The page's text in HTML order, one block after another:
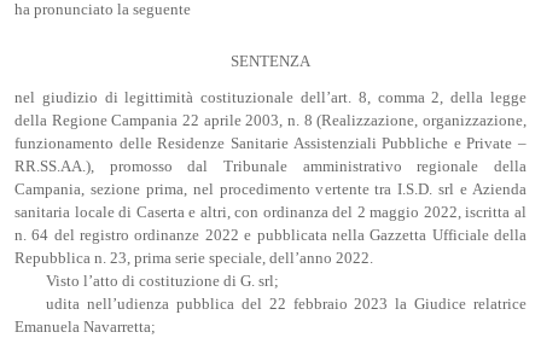
ha pronunciato la seguente
SENTENZA
nel giudizio di legittimità costituzionale dell’art. 8, comma 2, della legge
della Regione Campania 22 aprile 2003, n. 8 (Realizzazione, organizzazione,
funzionamento delle Residenze Sanitarie Assistenziali Pubbliche e Private –
RR.SS.AA.), promosso dal Tribunale amministrativo regionale della
Campania, sezione prima, nel procedimento vertente tra I.S.D. srl e Azienda
sanitaria locale di Caserta e altri, con ordinanza del 2 maggio 2022, iscritta al
n. 64 del registro ordinanze 2022 e pubblicata nella Gazzetta Ufficiale della
Repubblica n. 23, prima serie speciale, dell’anno 2022.
Visto l’atto di costituzione di G. srl;
udita nell’udienza pubblica del 22 febbraio 2023 la Giudice relatrice
Emanuela Navarretta;